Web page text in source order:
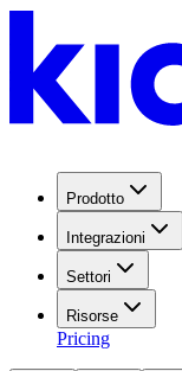
Prodotto
Integrazioni
Settori
Risorse
Pricing